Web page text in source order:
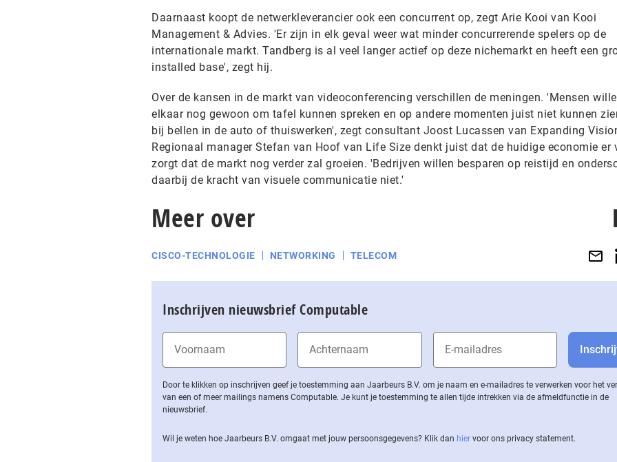
Daarnaast koopt de netwerkleverancier ook een concurrent op, zegt Arie Kooi van Kooi
Management & Advies. 'Er zijn in elk geval weer wat minder concurrerende spelers op de
internationale markt. Tandberg is al veel langer actief op deze nichemarkt en heeft een
installed base', zegt hij.
Over de kansen in de markt van videoconferencing verschillen de meningen. 'Mensen
elkaar nog gewoon om tafel kunnen spreken en op andere momenten juist niet kunnen
bij bellen in de auto of thuiswerken', zegt consultant Joost Lucassen van Expanding
Regionaal manager Stefan van Hoof van Life Size denkt juist dat de huidige economie er
zorgt dat de markt nog verder zal groeien. 'Bedrijven willen besparen op reistijd en
daarbij de kracht van visuele communicatie niet.'
Meer over
CISCO-TECHNOLOGIE NETWORKING TELECOM
Inschrijven nieuwsbrief Computable
Door te klikken op inschrijven geef je toestemming aan Jaarbeurs B.V. om je naam en e-mailadres te verwerken voor het
van een of meer mailings namens Computable. Je kunt je toestemming te allen tijde intrekken via de af­meld­func­tie in de
nieuwsbrief.
Wil je weten hoe Jaarbeurs B.V. omgaat met jouw per­soons­ge­ge­vens? Klik dan hier voor ons privacy statement.